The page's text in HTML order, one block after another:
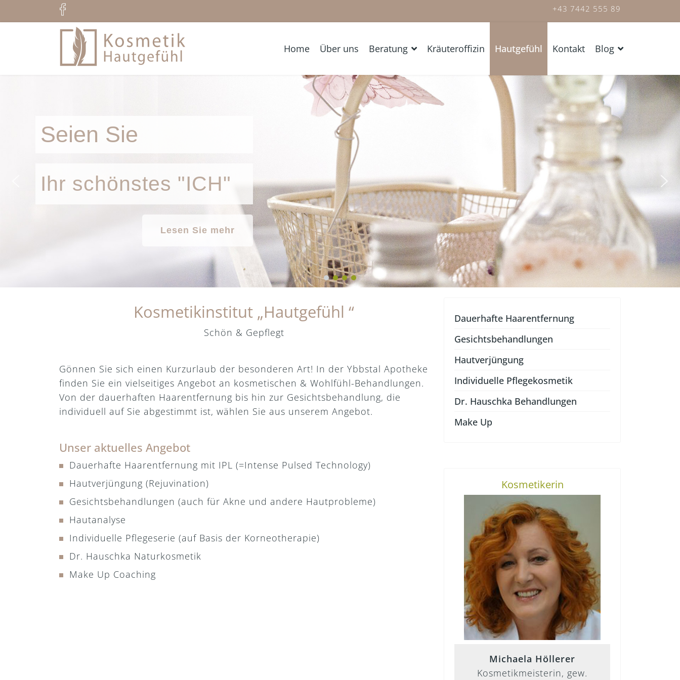
+43 7442 555 89
Home Über uns Beratung Kräuteroffizin Hautgefühl Kontakt Blog
Seien Sie
Ihr schönstes "ICH"
Lesen Sie mehr
Kosmetikinstitut „Hautgefühl “
Schön & Gepflegt
Gönnen Sie sich einen Kurzurlaub der besonderen Art! In der Ybbstal Apotheke
finden Sie ein vielseitiges Angebot an kosmetischen & Wohlfühl-Behandlungen.
Von der dauerhaften Haarentfernung bis hin zur Gesichtsbehandlung, die
individuell auf Sie abgestimmt ist, wählen Sie aus unserem Angebot.
Unser aktuelles Angebot
Dauerhafte Haarentfernung mit IPL (=Intense Pulsed Technology)
Hautverjüngung (Rejuvination)
Gesichtsbehandlungen (auch für Akne und andere Hautprobleme)
Hautanalyse
Individuelle Pflegeserie (auf Basis der Korneotherapie)
Dr. Hauschka Naturkosmetik
Make Up Coaching
Dauerhafte Haarentfernung
Gesichtsbehandlungen
Hautverjüngung
Individuelle Pflegekosmetik
Dr. Hauschka Behandlungen
Make Up
Kosmetikerin
Michaela Höllerer
Kosmetikmeisterin, gew.